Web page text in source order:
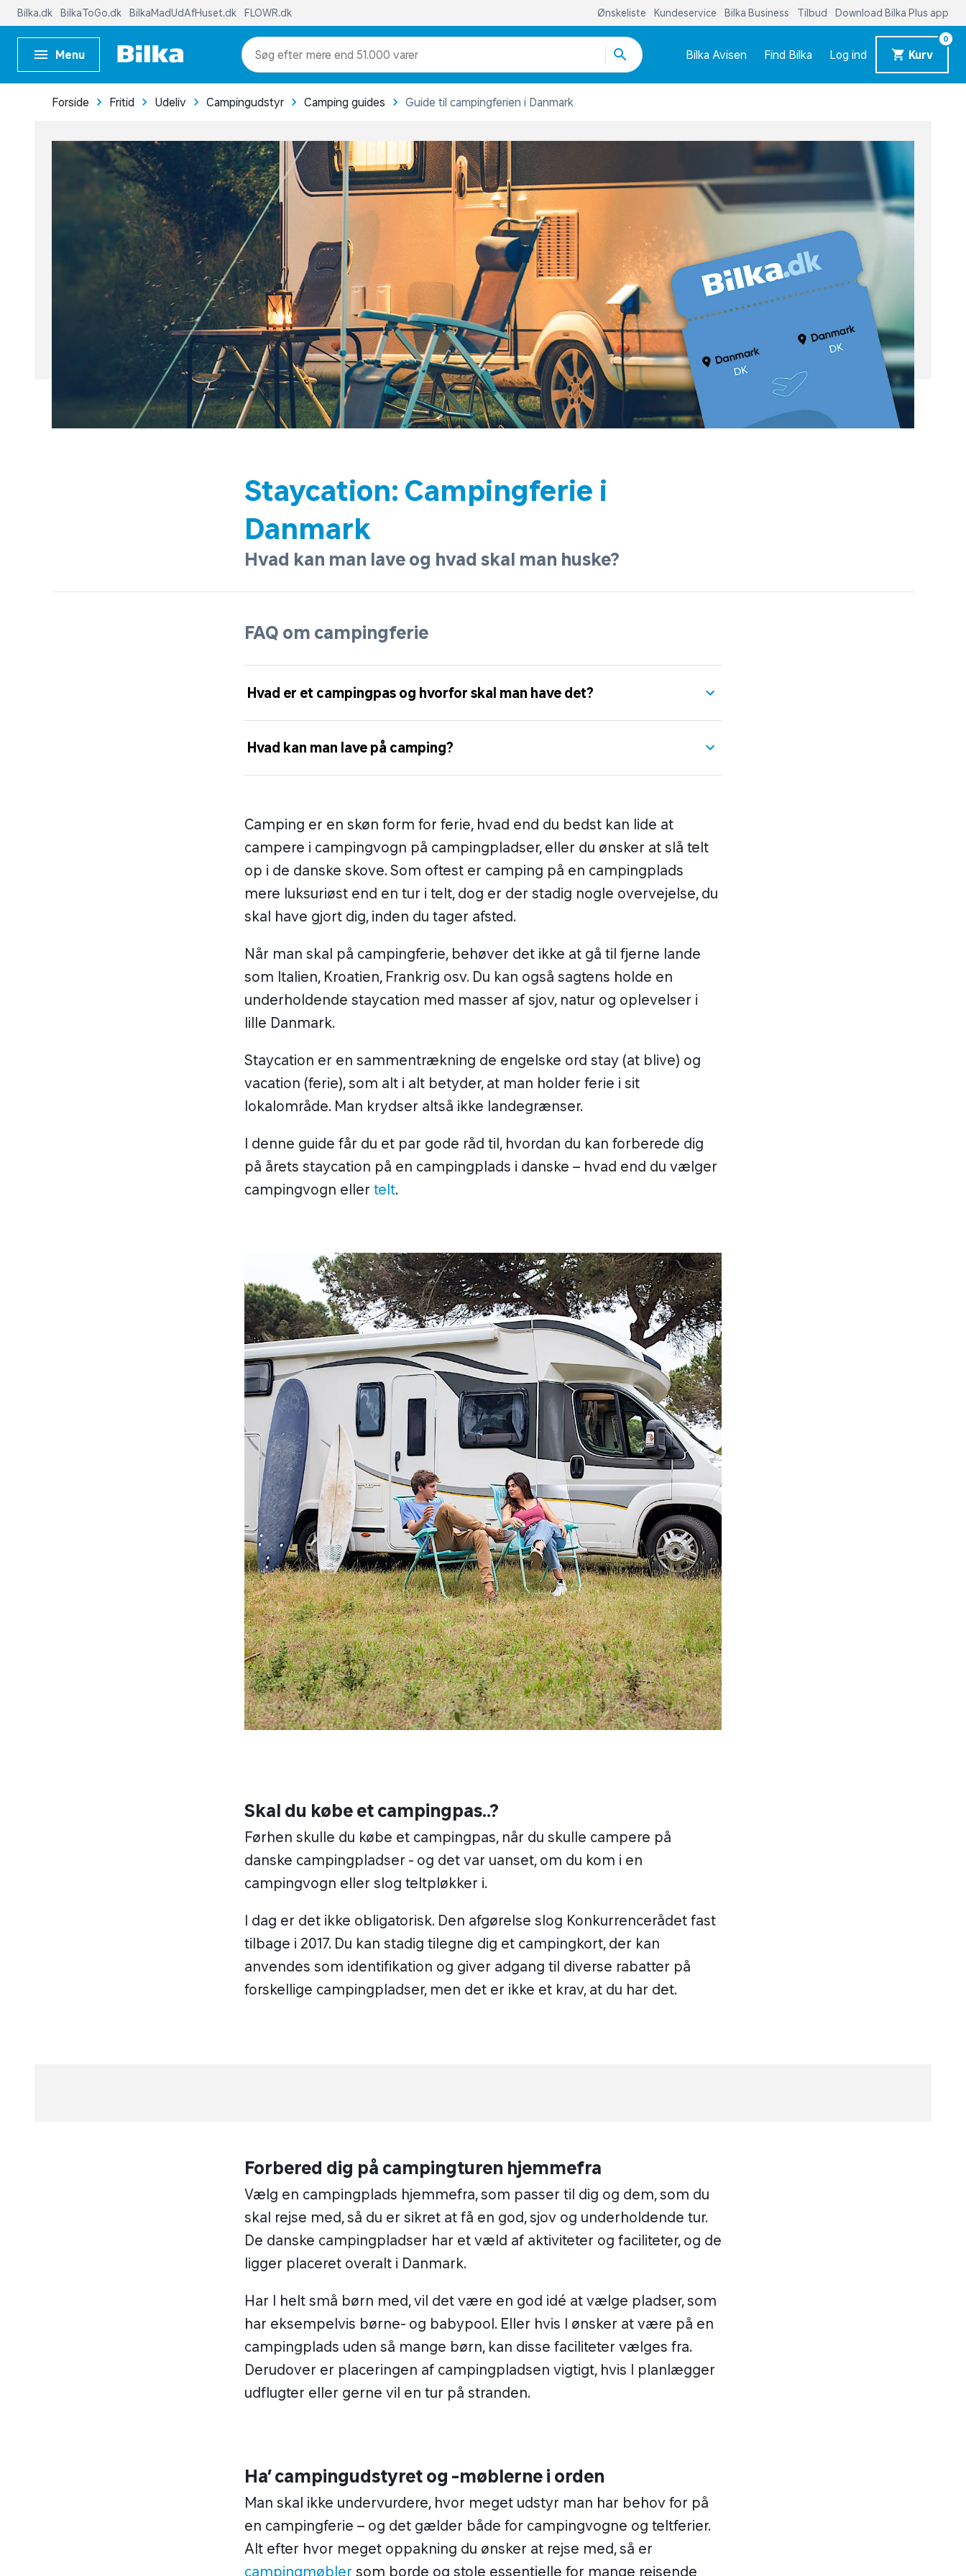
Bilka.dk BilkaToGo.dk BilkaMadUdAfHuset.dk FLOWR.dk Ønskeliste Kundeservice Bilka Business Tilbud Download Bilka Plus app
Menu mere end 51.000 varer Bilka Avisen Find Bilka Log ind Kurv
0
Forside Fritid Udeliv Campingudstyr Camping guides Guide til campingferien i Danmark
Staycation: Campingferie i
Danmark
Hvad kan man lave og hvad skal man huske?
FAQ om campingferie
Hvad er et campingpas og hvorfor skal man have det?
Hvad kan man lave på camping?
Camping er en skøn form for ferie, hvad end du bedst kan lide at
campere i campingvogn på campingpladser, eller du ønsker at slå telt
op i de danske skove. Som oftest er camping på en campingplads
mere luksuriøst end en tur i telt, dog er der stadig nogle overvejelse, du
skal have gjort dig, inden du tager afsted.
Når man skal på campingferie, behøver det ikke at gå til fjerne lande
som Italien, Kroatien, Frankrig osv. Du kan også sagtens holde en
underholdende staycation med masser af sjov, natur og oplevelser i
lille Danmark.
Staycation er en sammentrækning de engelske ord stay (at blive) og
vacation (ferie), som alt i alt betyder, at man holder ferie i sit
lokalområde. Man krydser altså ikke landegrænser.
I denne guide får du et par gode råd til, hvordan du kan forberede dig
på årets staycation på en campingplads i danske – hvad end du vælger
campingvogn eller telt.
Skal du købe et campingpas..?
Førhen skulle du købe et campingpas, når du skulle campere på
danske campingpladser - og det var uanset, om du kom i en
campingvogn eller slog teltpløkker i.
I dag er det ikke obligatorisk. Den afgørelse slog Konkurrencerådet fast
tilbage i 2017. Du kan stadig tilegne dig et campingkort, der kan
anvendes som identifikation og giver adgang til diverse rabatter på
forskellige campingpladser, men det er ikke et krav, at du har det.
Forbered dig på campingturen hjemmefra
Vælg en campingplads hjemmefra, som passer til dig og dem, som du
skal rejse med, så du er sikret at få en god, sjov og underholdende tur.
De danske campingpladser har et væld af aktiviteter og faciliteter, og de
ligger placeret overalt i Danmark.
Har I helt små børn med, vil det være en god idé at vælge pladser, som
har eksempelvis børne- og babypool. Eller hvis I ønsker at være på en
campingplads uden så mange børn, kan disse faciliteter vælges fra.
Derudover er placeringen af campingpladsen vigtigt, hvis I planlægger
udflugter eller gerne vil en tur på stranden.
Ha’ campingudstyret og -møblerne i orden
Man skal ikke undervurdere, hvor meget udstyr man har behov for på
en campingferie – og det gælder både for campingvogne og teltferier.
Alt efter hvor meget oppakning du ønsker at rejse med, så er
campingmøbler som borde og stole essentielle for mange rejsende